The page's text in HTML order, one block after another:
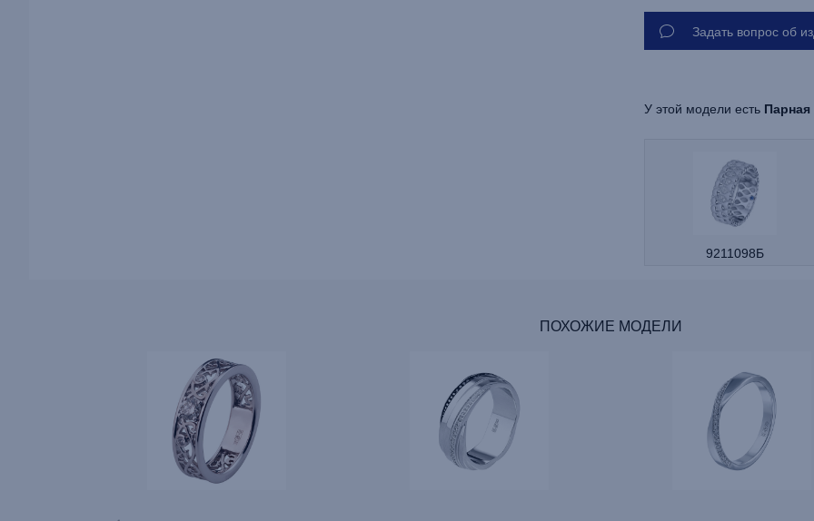
Задать вопрос об
У этой модели есть
9211098Б
ПОХОЖИЕ МОДЕЛИ